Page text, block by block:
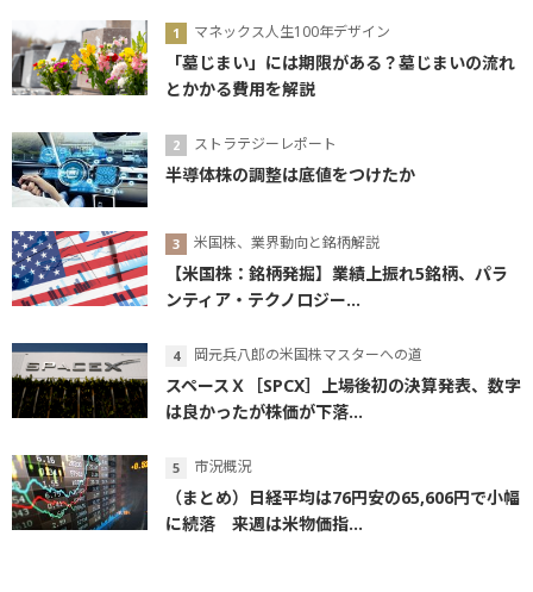
マネックス人生100年デザイン
「墓じまい」には期限がある？墓じまいの流れ
とかかる費用を解説
ストラテジーレポート
半導体株の調整は底値をつけたか
米国株、業界動向と銘柄解説
【米国株：銘柄発掘】業績上振れ5銘柄、パラ
ンティア・テクノロジー...
岡元兵八郎の米国株マスターへの道
スペースＸ［SPCX］上場後初の決算発表、数字
は良かったが株価が下落...
市況概況
（まとめ）日経平均は76円安の65,606円で小幅
に続落 来週は米物価指...